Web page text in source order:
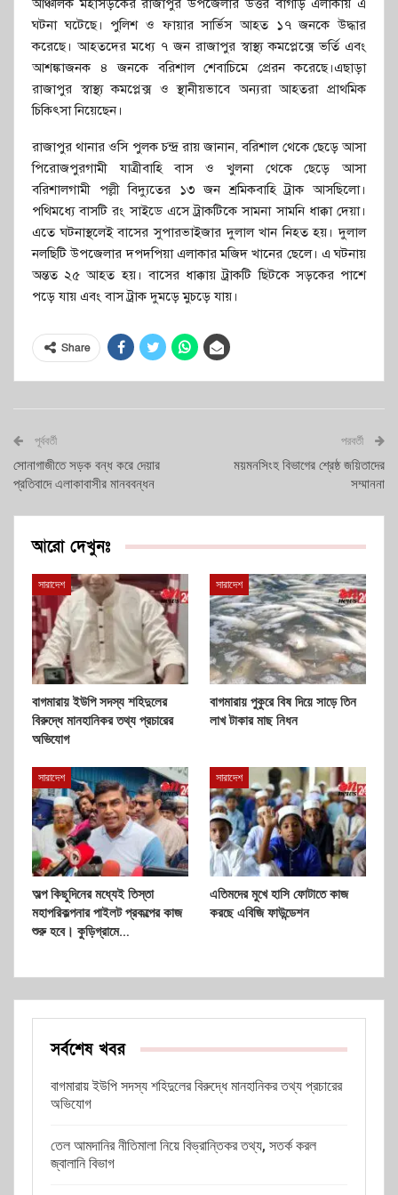
আঞ্চলিক মহাসড়কের রাজাপুর উপজেলার উত্তর বাগড়ি এলাকায় এ
ঘটনা ঘটেছে। পুলিশ ও ফায়ার সার্ভিস আহত ১৭ জনকে উদ্ধার
করেছে। আহতদের মধ্যে ৭ জন রাজাপুর স্বাস্থ্য কমপ্লেক্সে ভর্তি এবং
আশঙ্কাজনক ৪ জনকে বরিশাল শেবাচিমে প্রেরন করেছে।এছাড়া
রাজাপুর স্বাস্থ্য কমপ্লেক্স ও স্থানীয়ভাবে অন্যরা আহতরা প্রাথমিক
চিকিৎসা নিয়েছেন।
রাজাপুর থানার ওসি পুলক চন্দ্র রায় জানান, বরিশাল থেকে ছেড়ে আসা
পিরোজপুরগামী যাত্রীবাহি বাস ও খুলনা থেকে ছেড়ে আসা
বরিশালগামী পল্লী বিদ্যুতের ১৩ জন শ্রমিকবাহি ট্রাক আসছিলো।
পথিমধ্যে বাসটি রং সাইডে এসে ট্রাকটিকে সামনা সামনি ধাক্কা দেয়া।
এতে ঘটনাস্থলেই বাসের সুপারভাইজার দুলাল খান নিহত হয়। দুলাল
নলছিটি উপজেলার দপদপিয়া এলাকার মজিদ খানের ছেলে। এ ঘটনায়
অন্তত ২৫ আহত হয়। বাসের ধাক্কায় ট্রাকটি ছিটকে সড়কের পাশে
পড়ে যায় এবং বাস ট্রাক দুমড়ে মুচড়ে যায়।
Share
পূর্ববর্তী
সোনাগাজীতে সড়ক বন্ধ করে দেয়ার
প্রতিবাদে এলাকাবাসীর মানববন্ধন
পরবর্তী
ময়মনসিংহ বিভাগের শ্রেষ্ঠ জয়িতাদের
সম্মাননা
আরো দেখুনঃ
সারাদেশ
বাগমারায় ইউপি সদস্য শহিদুলের
বিরুদ্ধে মানহানিকর তথ্য প্রচারের
অভিযোগ
সারাদেশ
বাগমারায় পুকুরে বিষ দিয়ে সাড়ে তিন
লাখ টাকার মাছ নিধন
সারাদেশ
অল্প কিছুদিনের মধ্যেই তিস্তা
মহাপরিকল্পনার পাইলট প্রকল্পের কাজ
শুরু হবে। কুড়িগ্রামে…
সারাদেশ
এতিমদের মুখে হাসি ফোটাতে কাজ
করছে এবিজি ফাউন্ডেশন
সর্বশেষ খবর
বাগমারায় ইউপি সদস্য শহিদুলের বিরুদ্ধে মানহানিকর তথ্য প্রচারের
অভিযোগ
তেল আমদানির নীতিমালা নিয়ে বিভ্রান্তিকর তথ্য, সতর্ক করল
জ্বালানি বিভাগ